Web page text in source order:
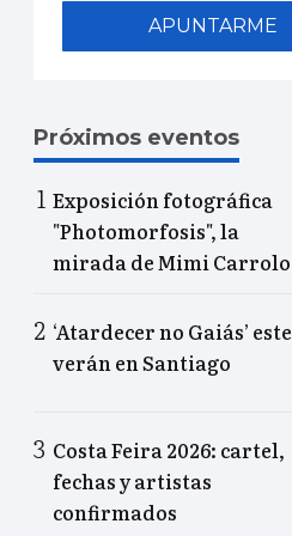
APUNTARME
Próximos eventos
Exposición fotográfica
"Photomorfosis", la
mirada de Mimi Carrolo
‘Atardecer no Gaiás’ este
verán en Santiago
Costa Feira 2026: cartel,
fechas y artistas
confirmados